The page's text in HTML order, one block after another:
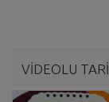
VİDEOLU